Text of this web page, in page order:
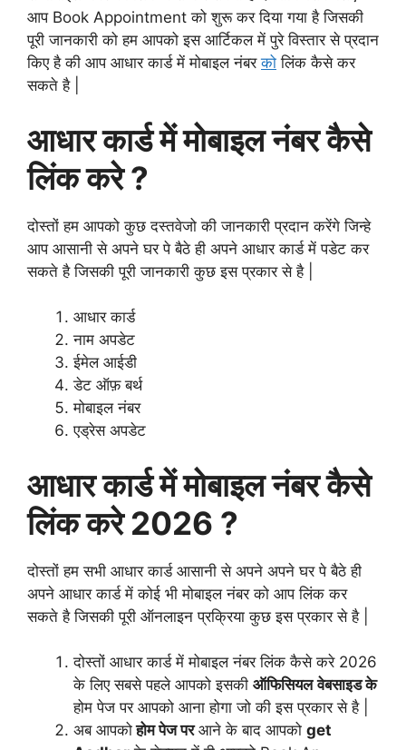
आप Book Appointment को शुरू कर दिया गया है जिसकी
पूरी जानकारी को हम आपको इस आर्टिकल में पुरे विस्तार से प्रदान
किए है की आप आधार कार्ड में मोबाइल नंबरको लिंक कैसे कर
सकते है |
आधार कार्ड में मोबाइल नंबर कैसे
लिंक करे ?
दोस्तों हम आपको कुछ दस्तवेजो की जानकारी प्रदान करेंगे जिन्हे
आप आसानी से अपने घर पे बैठे ही अपने आधार कार्ड में पडेट कर
सकते है जिसकी पूरी जानकारी कुछ इस प्रकार से है |
आधार कार्ड
नाम अपडेट
ईमेल आईडी
डेट ऑफ़ बर्थ
मोबाइल नंबर
एड्रेस अपडेट
आधार कार्ड में मोबाइल नंबर कैसे
लिंक करे 2026 ?
दोस्तों हम सभी आधार कार्ड आसानी से अपने अपने घर पे बैठे ही
अपने आधार कार्ड में कोई भी मोबाइल नंबर को आप लिंक कर
सकते है जिसकी पूरी ऑनलाइन प्रक्रिया कुछ इस प्रकार से है |
दोस्तों आधार कार्ड में मोबाइल नंबरलिंक कैसे करे 2026
के लिए सबसे पहले आपको इसकी ऑफिसियल वेबसाइड के
होम पेज पर आपको आना होगा जो की इस प्रकार से है |
अब आपकोहोम पेज परआने के बाद आपको get